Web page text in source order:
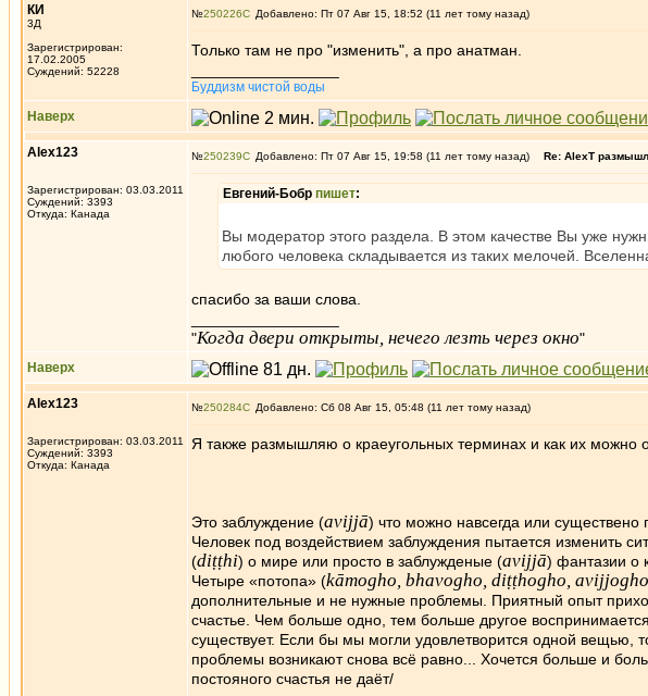
КИ
3Д
Зарегистрирован:
17.02.2005
Суждений: 52228
№250226 Добавлено: Пт 07 Авг 15, 18:52 (11 лет тому назад)
Только там не про "изменить", а про анатман.
Буддизм чистой воды
Наверх
Alex123
Зарегистрирован: 03.03.2011
Суждений: 3393
Откуда: Канада
№250239 Добавлено: Пт 07 Авг 15, 19:58 (11 лет тому назад) Re: AlexT
Евгений-Бобр пишет:
Вы модератор этого раздела. В этом качестве Вы уже
любого человека складывается из таких мелочей.
спасибо за ваши слова.
"Когда двери открыты, нечего лезть через окно"
Наверх
Alex123
Зарегистрирован: 03.03.2011
Суждений: 3393
Откуда: Канада
№250284 Добавлено: Сб 08 Авг 15, 05:48 (11 лет тому назад)
Я также размышляю о краеугольных терминах и как их
Это заблуждение (avijjā) что можно навсегда или существено
Человек под воздействием заблуждения пытается изменить
(diṭṭhi) о мире или просто в заблyжденые (avijjā) фантазии о
Четыре «потопа» (kāmogho, bhavogho, diṭṭhogho, avijjogho
дополнительные и не нужные проблемы. Приятный опыт
счастье. Чем больше одно, тем больше другое
существует. Если бы мы могли удовлетворится одной вещью,
проблемы возникают снова всё равно... Хочется больше и
постояного счастья не даёт/